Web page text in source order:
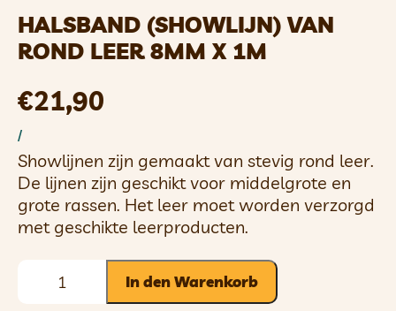
HALSBAND (SHOWLIJN) VAN
ROND LEER 8MM X 1M
€21,90
/
Showlijnen zijn gemaakt van stevig rond leer.
De lijnen zijn geschikt voor middelgrote en
grote rassen. Het leer moet worden verzorgd
met geschikte leerproducten.
In den Warenkorb